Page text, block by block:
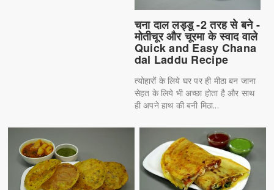
चना दाल लड्डू -2 तरह से बने -
मोतीचूर और चूरमा के स्वाद वाले
Quick and Easy Chana
dal Laddu Recipe
त्योहारों के लिये घर पर ही मीठा बन जाना
सेहत के लिये भी अच्छा होता है और साथ
ही अपने हाथ की बनी मिठा...